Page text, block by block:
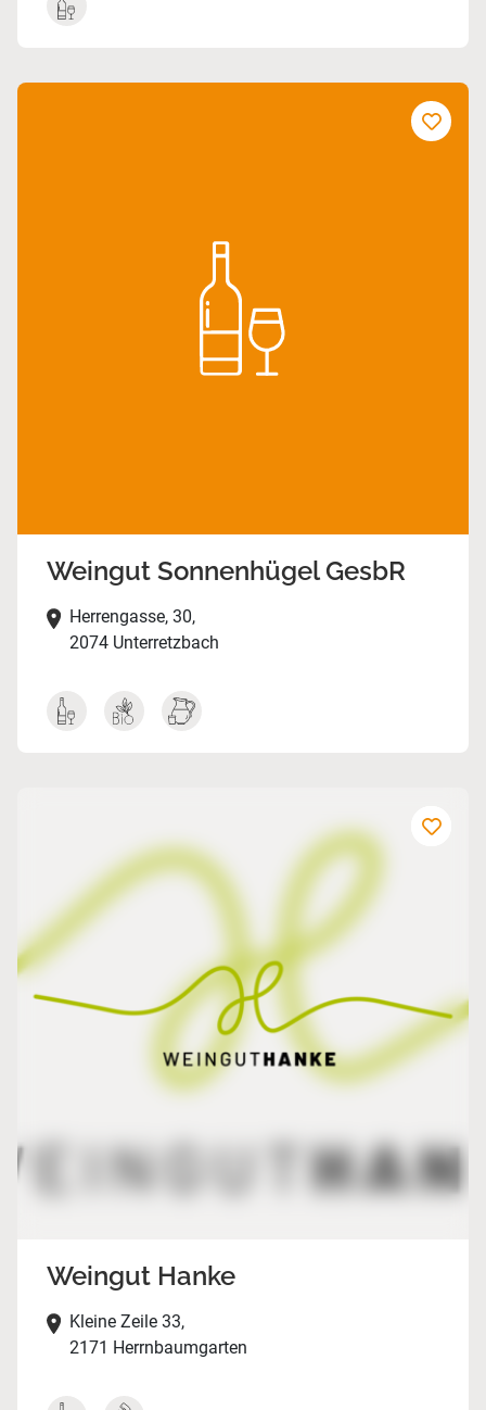
Weingut Sonnenhügel GesbR
Herrengasse, 30,
2074 Unterretzbach
Weingut Hanke
Kleine Zeile 33,
2171 Herrnbaumgarten